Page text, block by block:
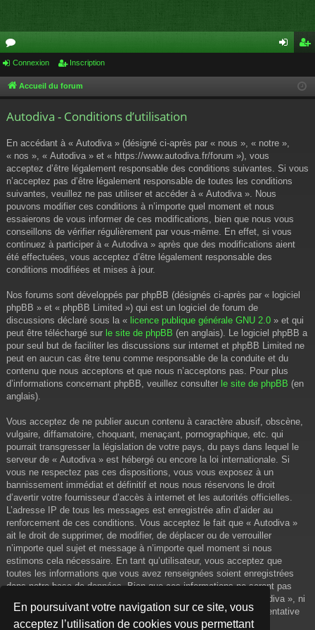
En poursuivant votre navigation sur ce site, vous
acceptez l’utilisation de cookies vous permettant
or
u cri
Connexion Inscription
Accueil du forum
Autodiva - Conditions d’utilisation
En accédant à « Autodiva » (désigné ci-après par « nous », « notre »,
« nos », « Autodiva » et « https://www.autodiva.fr/forum »), vous
acceptez d’être légalement responsable des conditions suivantes. Si vous
n’acceptez pas d’être légalement responsable de toutes les conditions
suivantes, veuillez ne pas utiliser et accéder à « Autodiva ». Nous
pouvons modifier ces conditions à n’importe quel moment et nous
essaierons de vous informer de ces modifications, bien que nous vous
conseillons de vérifier régulièrement par vous-même. En effet, si vous
continuez à participer à « Autodiva » après que des modifications aient
été effectuées, vous acceptez d’être légalement responsable des
conditions modifiées et mises à jour.
Nos forums sont développés par phpBB (désignés ci-après par « logiciel
phpBB » et « phpBB Limited ») qui est un logiciel de forum de
discussions déclaré sous la « licence publique générale GNU 2.0 » et qui
peut être téléchargé sur le site de phpBB (en anglais). Le logiciel phpBB a
pour seul but de faciliter les discussions sur internet et phpBB Limited ne
peut en aucun cas être tenu comme responsable de la conduite et du
contenu que nous acceptons et que nous n’acceptons pas. Pour plus
d’informations concernant phpBB, veuillez consulter le site de phpBB (en
anglais).
Vous acceptez de ne publier aucun contenu à caractère abusif, obscène,
vulgaire, diffamatoire, choquant, menaçant, pornographique, etc. qui
pourrait transgresser la législation de votre pays, du pays dans lequel le
serveur de « Autodiva » est hébergé ou encore la loi internationale. Si
vous ne respectez pas ces dispositions, vous vous exposez à un
bannissement immédiat et définitif et nous nous réservons le droit
d’avertir votre fournisseur d’accès à internet et les autorités officielles.
L’adresse IP de tous les messages est enregistrée afin d’aider au
renforcement de ces conditions. Vous acceptez le fait que « Autodiva »
ait le droit de supprimer, de modifier, de déplacer ou de verrouiller
n’importe quel sujet et message à n’importe quel moment si nous
estimons cela nécessaire. En tant qu’utilisateur, vous acceptez que
toutes les informations que vous avez renseignées soient enregistrées
dans notre base de données. Bien que ces informations ne seront pas
diffusées à une tierce partie sans votre consentement, ni « Autodiva », ni
phpBB, ne pourront être tenus comme responsables en cas de tentative
de piratage informatique visant à compromettre vos données.